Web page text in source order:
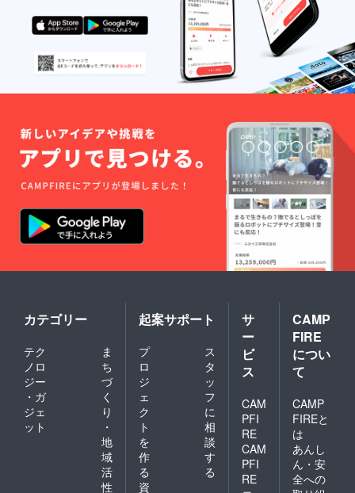
カテゴリー
テク
ノロ
ジー
・ガ
ジェ
ット
ま
ち
づ
く
り
・
地
域
活
性
起案サポート
プ
ロ
ジ
ェ
ク
ト
を
作
る
ス
タ
ッ
フ
に
相
談
す
る
資
サ
ー
ビ
ス
CAM
PFI
RE
CAM
PFI
RE
CAMP
FIRE
につい
て
CAMP
FIREと
は
あんし
ん・安
全への